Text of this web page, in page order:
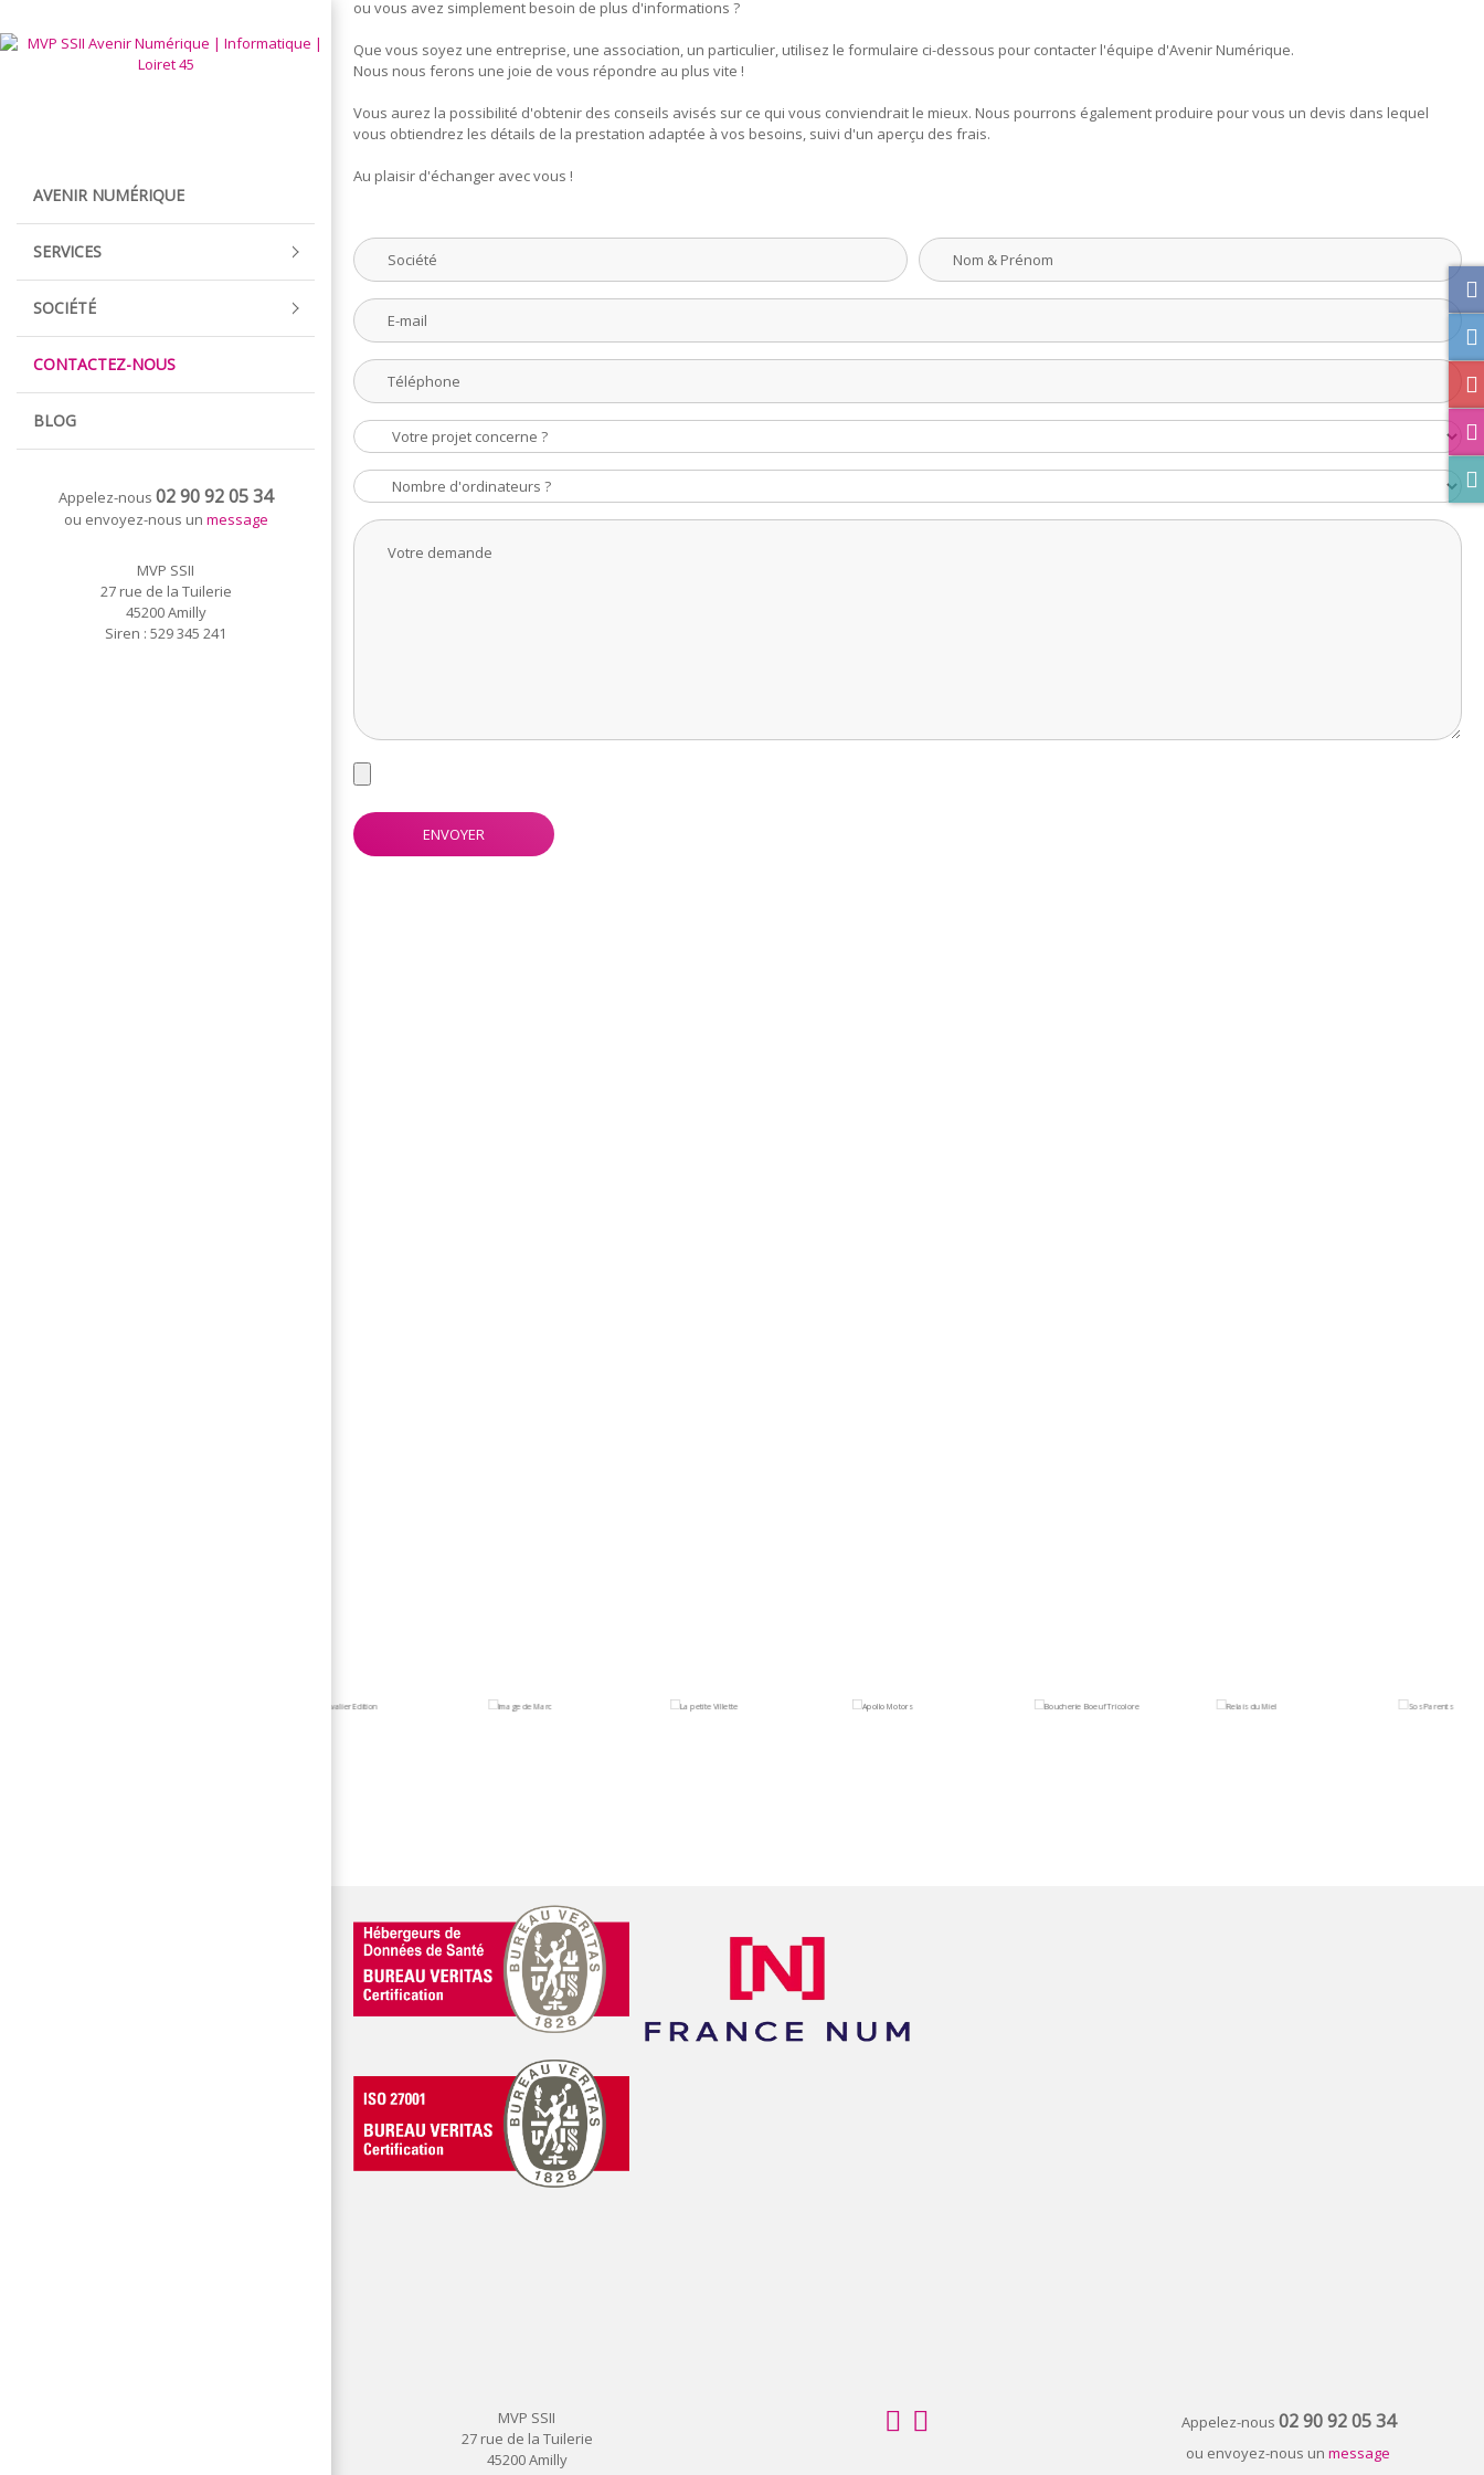
AVENIR NUMÉRIQUE
SERVICES
SOCIÉTÉ
CONTACTEZ-NOUS
BLOG
Appelez-nous 02 90 92 05 34
ou envoyez-nous un message
MVP SSII
27 rue de la Tuilerie
45200 Amilly
Siren : 529 345 241
ou vous avez simplement besoin de plus d'informations ?
Que vous soyez une entreprise, une association, un particulier, utilisez le formulaire ci-dessous pour contacter l'équipe d'Avenir Numérique.
Nous nous ferons une joie de vous répondre au plus vite !
Vous aurez la possibilité d'obtenir des conseils avisés sur ce qui vous conviendrait le mieux. Nous pourrons également produire pour vous un devis dans lequel
vous obtiendrez les détails de la prestation adaptée à vos besoins, suivi d'un aperçu des frais.
Au plaisir d'échanger avec vous !
MVP SSII
27 rue de la Tuilerie
45200 Amilly
Appelez-nous 02 90 92 05 34
ou envoyez-nous unmessage